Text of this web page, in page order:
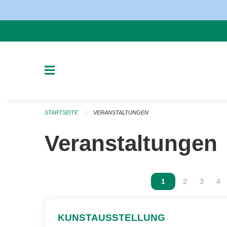
STARTSEITE VERANSTALTUNGEN
Veranstaltungen
Vous êtes sur la
1 Vous êtes
2 Vous
3 4
KUNSTAUSSTELLUNG